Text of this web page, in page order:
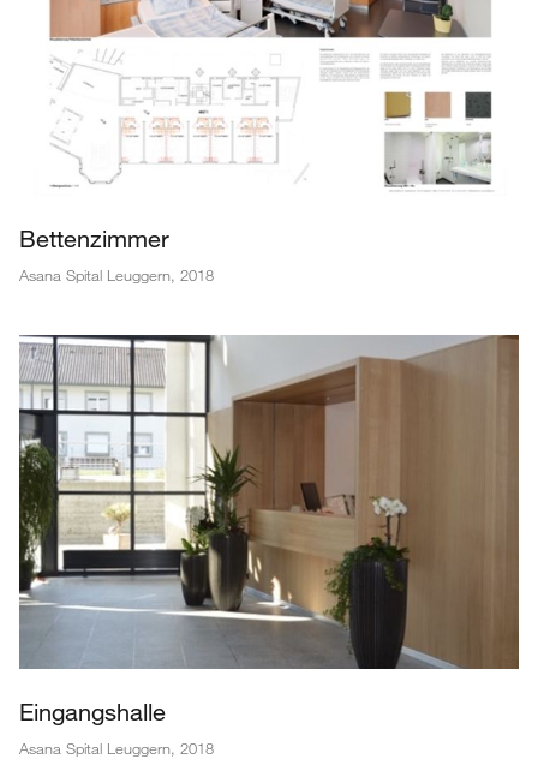
Bettenzimmer
Asana Spital Leuggern, 2018
Eingangshalle
Asana Spital Leuggern, 2018